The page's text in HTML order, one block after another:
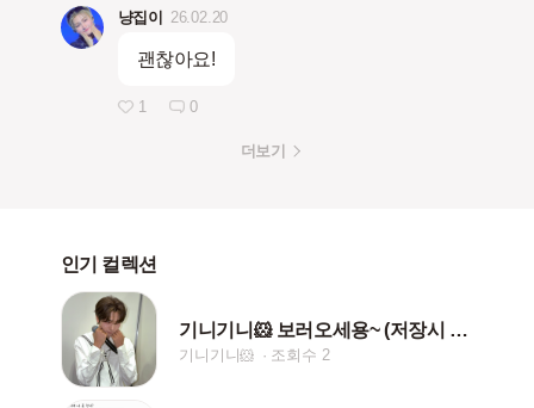
냥집이 26.02.20
괜찮아요!
1 0
더보기
인기 컬렉션
기니기니🐹 보러오세용~ (저장시 ❤️,댓글 필수!!)
기니기니🐹 조회수 2